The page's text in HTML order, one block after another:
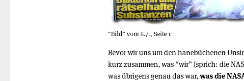
“Bild” vom 6.7., Seite 1
Bevor wir uns um den hanebüchenen
kurz zusammen, was “wir” (sprich: die
was übrigens genau das war, was die